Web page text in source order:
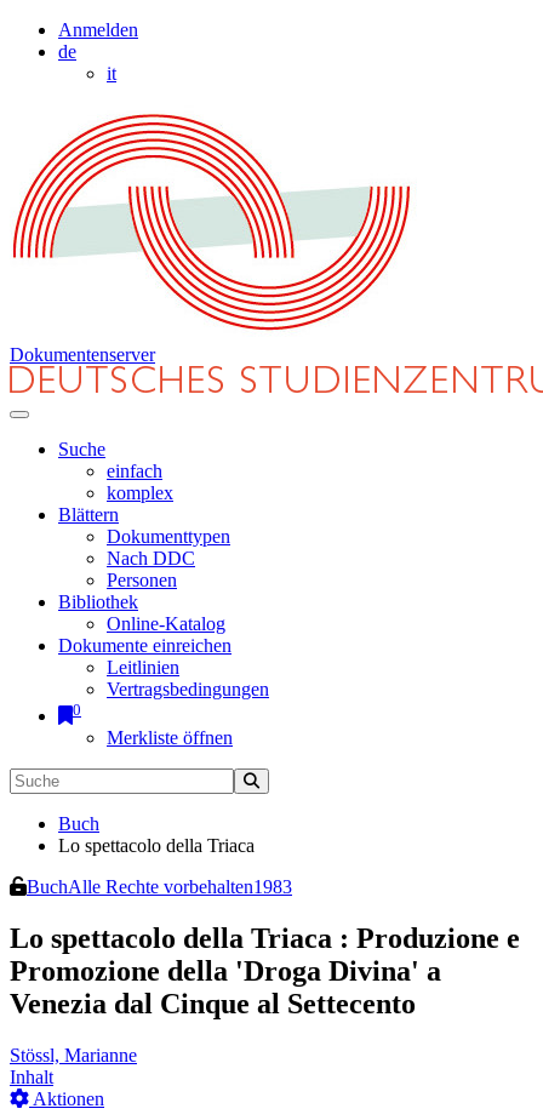
Anmelden
de
it
Dokumentenserver
Suche
einfach
komplex
Blättern
Dokumenttypen
Nach DDC
Personen
Bibliothek
Online-Katalog
Dokumente einreichen
Leitlinien
Vertragsbedingungen
0
Merkliste öffnen
Buch
Lo spettacolo della Triaca
BuchAlle Rechte vorbehalten1983
Lo spettacolo della Triaca : Produzione e
Promozione della 'Droga Divina' a
Venezia dal Cinque al Settecento
Stössl, Marianne
Inhalt
Aktionen